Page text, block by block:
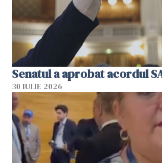
Senatul a aprobat acordul
30 IULIE 2026